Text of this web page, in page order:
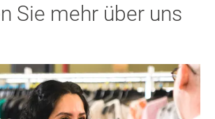
Sie mehr über uns